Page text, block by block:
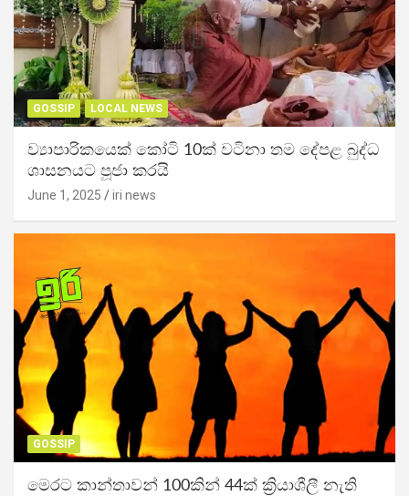
GOSSIP LOCAL NEWS
ව්‍යාපාරිකයෙක් කෝටි 10ක් වටිනා තම දේපළ බුද්ධ
ශාසනයට පූජා කරයි
June 1, 2025 iri news
GOSSIP
මෙරට කාන්තාවන් 100කින් 44ක් ක්‍රියාශීලී නැති